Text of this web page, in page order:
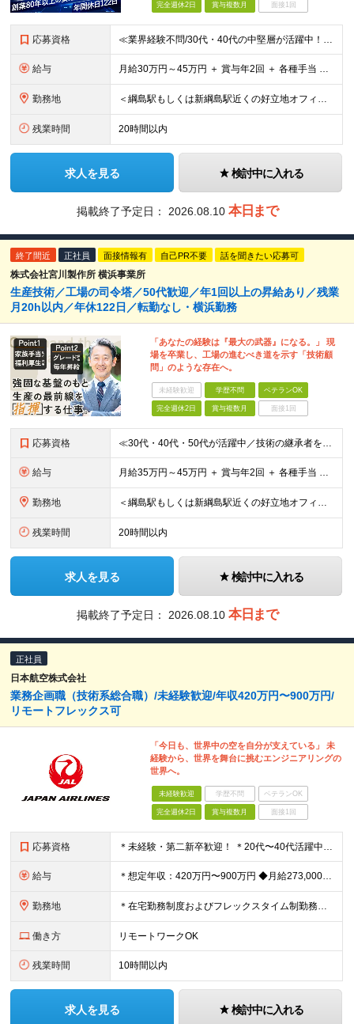
完全週休2日 賞与複数月 面接1回
応募資格 ≪業界経験不問/30代・40代の中堅層が活躍中！≫ ◎生産技術または製造技術の実務経験をお持ちの方 ┗「現場で手を動かしてきた経験」を、次は「仕組みを作る側」で活かしたい方を歓迎します！ ◎学歴不問・
給与 月給30万円～45万円 ＋ 賞与年2回 ＋ 各種手当 ※経験・前職給与を最大限考慮し、納得感のある提示をいたします。 ※試用期間3ヶ月（期間中の給与・待遇に差異はありません） ※残業代につきましては
勤務地 ＜綱島駅もしくは新綱島駅近くの好立地オフィス＞ 【横浜事業所】 横浜市港北区樽町2-1-6 └転勤、客先常駐はございません！ ◎宮城工場へ3ヶ月に1回程度出張あり ◎中国・フィリピン自社工場へ年1
残業時間 20時間以内
求人を見る 検討中に入れる
掲載終了予定日： 2026.08.10 本日まで
終了間近 正社員 面接情報有 自己PR不要 話を聞きたい応募可
株式会社宮川製作所 横浜事業所
生産技術／工場の司令塔／50代歓迎／年1回以上の昇給あり／残業
月20h以内／年休122日／転勤なし・横浜勤務
「あなたの経験は『最大の武器』になる。」 現
場を卒業し、工場の進むべき道を示す「技術顧
問」のような存在へ。
未経験歓迎 学歴不問 ベテランOK
完全週休2日 賞与複数月 面接1回
応募資格 ≪30代・40代・50代が活躍中／技術の継承者を求めています≫ ◎生産技術または製造技術の実務経験をお持ちの方 ┗年数は問いません。10年、20年と培ってきた熟練の知見を高く評価します。 ┗「量産立ち
給与 月給35万円～45万円 ＋ 賞与年2回 ＋ 各種手当 ※上記はあくまで下限の目安です。あなたの長年の経験・スキルを最大限に考慮し、加給優遇いたします。 ※試用期間3ヶ月間あり（期間中の給与・待遇に差
勤務地 ＜綱島駅もしくは新綱島駅近くの好立地オフィス＞ 【横浜事業所】 横浜市港北区樽町2-1-6 └転勤、客先常駐はございません！ ◎宮城工場へ3ヶ月に1回程度出張あり ◎中国・フィリピン自社工場へ年1
残業時間 20時間以内
求人を見る 検討中に入れる
掲載終了予定日： 2026.08.10 本日まで
正社員
日本航空株式会社
業務企画職（技術系総合職）/未経験歓迎/年収420万円〜900万円/
リモートフレックス可
「今日も、世界中の空を自分が支えている」 未
経験から、世界を舞台に挑むエンジニアリングの
世界へ。
未経験歓迎 学歴不問 ベテランOK
完全週休2日 賞与複数月 面接1回
応募資格 ＊未経験・第二新卒歓迎！ ＊20代〜40代活躍中 ◆未経験歓迎 ◆四年制大学または高等専門学校（専攻科）を卒業・修了された方 ※英語を使った業務に抵抗感がない方 （海外マニュアル読解・メール対応等。
給与 ＊想定年収：420万円〜900万円 ◆月給273,000～＋賞与年3回＋残業代全額支給 ※経験・能力・前職給与を考慮の上、当社規定により決定 ※残業代は別途全額支給 ※試用期間3ヶ月あり（給与待遇に
勤務地 ＊在宅勤務制度およびフレックスタイム制勤務制度あり （一部の部門では運用対象外） 入社後の初期配属は、 株式会社JALエンジニアリングへ出向となります 【JALエンジニアリング】 羽田空港：東京都
働き方 リモートワークOK
残業時間 10時間以内
求人を見る 検討中に入れる